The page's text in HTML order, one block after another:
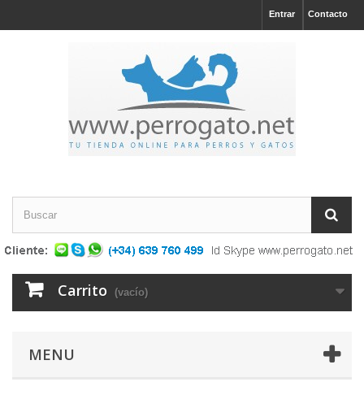
Contacto
Entrar
Carrito (vacío)
MENU